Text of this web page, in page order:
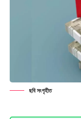
ছবি সংগৃহীত